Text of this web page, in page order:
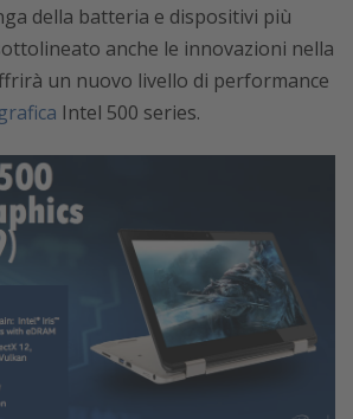
della batteria e dispositivi più
anche le innovazioni nella
un nuovo livello di performance
Intel 500 series.